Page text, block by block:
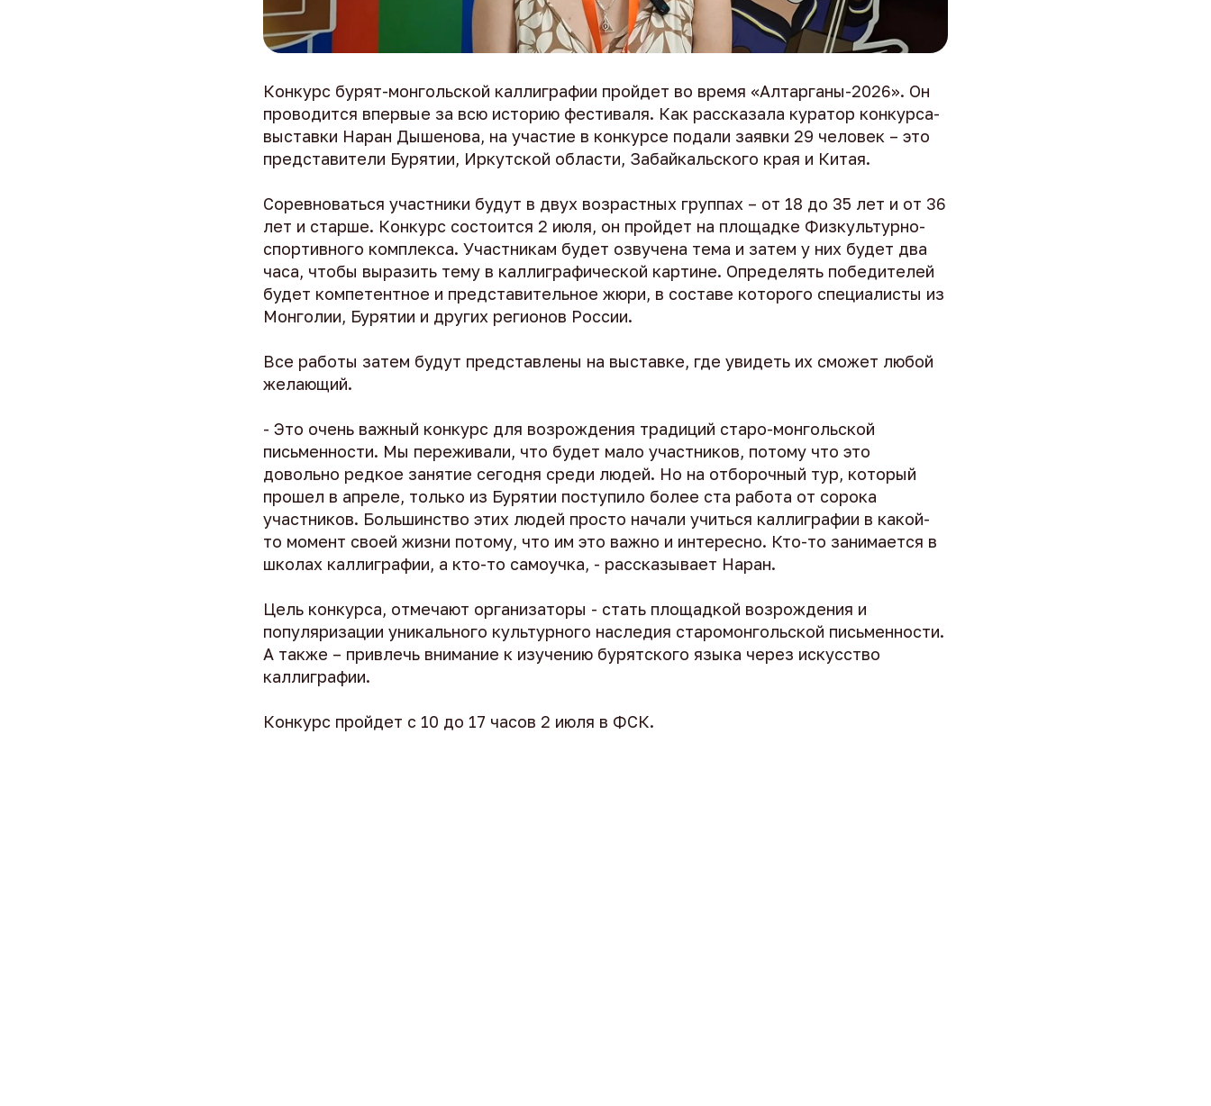
Конкурс бурят-монгольской каллиграфии пройдет во время «Алтарганы-2026». Он
проводится впервые за всю историю фестиваля. Как рассказала куратор конкурса-
выставки Наран Дышенова, на участие в конкурсе подали заявки 29 человек – это
представители Бурятии, Иркутской области, Забайкальского края и Китая.
Соревноваться участники будут в двух возрастных группах – от 18 до 35 лет и от 36
лет и старше. Конкурс состоится 2 июля, он пройдет на площадке Физкультурно-
спортивного комплекса. Участникам будет озвучена тема и затем у них будет два
часа, чтобы выразить тему в каллиграфической картине. Определять победителей
будет компетентное и представительное жюри, в составе которого специалисты из
Монголии, Бурятии и других регионов России.
Все работы затем будут представлены на выставке, где увидеть их сможет любой
желающий.
- Это очень важный конкурс для возрождения традиций старо-монгольской
письменности. Мы переживали, что будет мало участников, потому что это
довольно редкое занятие сегодня среди людей. Но на отборочный тур, который
прошел в апреле, только из Бурятии поступило более ста работа от сорока
участников. Большинство этих людей просто начали учиться каллиграфии в какой-
то момент своей жизни потому, что им это важно и интересно. Кто-то занимается в
школах каллиграфии, а кто-то самоучка, - рассказывает Наран.
Цель конкурса, отмечают организаторы - стать площадкой возрождения и
популяризации уникального культурного наследия старомонгольской письменности.
А также – привлечь внимание к изучению бурятского языка через искусство
каллиграфии.
Конкурс пройдет с 10 до 17 часов 2 июля в ФСК.